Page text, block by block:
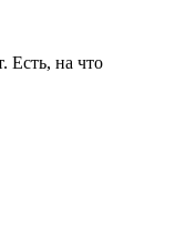
Есть, на что